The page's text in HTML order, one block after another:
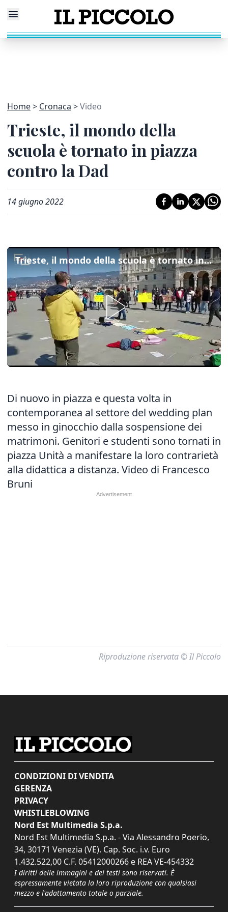
Home Cronaca Video
Trieste, il mondo della
scuola è tornato in piazza
contro la Dad
14 giugno 2022
Trieste, il mondo della scuola è tornato in piazza contro la Dad
Di nuovo in piazza e questa volta in
contemporanea al settore del wedding plan
messo in ginocchio dalla sospensione dei
matrimoni. Genitori e studenti sono tornati in
piazza Unità a manifestare la loro contrarietà
alla didattica a distanza. Video di Francesco
Bruni
Riproduzione riservata © Il Piccolo
CONDIZIONI DI VENDITA
GERENZA
PRIVACY
WHISTLEBLOWING
Nord Est Multimedia S.p.a.
Nord Est Multimedia S.p.a. - Via Alessandro Poerio,
34, 30171 Venezia (VE). Cap. Soc. i.v. Euro
1.432.522,00 C.F. 05412000266 e REA VE-454332
I diritti delle immagini e dei testi sono riservati. È
espressamente vietata la loro riproduzione con qualsiasi
mezzo e l'adattamento totale o parziale.